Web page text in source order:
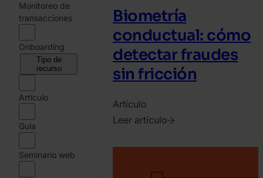
Monitoreo de
transacciones
Onboarding
Tipo de
recurso
Artículo
Guía
Seminario web
Biometría
conductual: cómo
detectar fraudes
sin fricción
Artículo
Leer artículo